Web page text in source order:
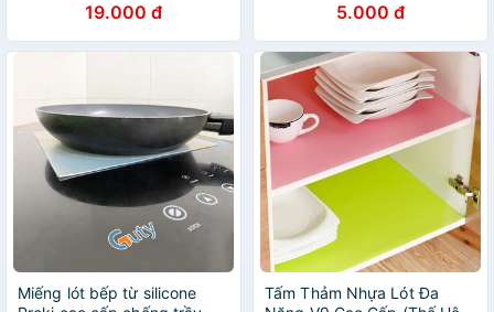
50kg trở lại19.000 đ
nhiều màu lựa chọn
5.000 đ
Miếng lót bếp từ silicone
Tấm Thảm Nhựa Lót Đa